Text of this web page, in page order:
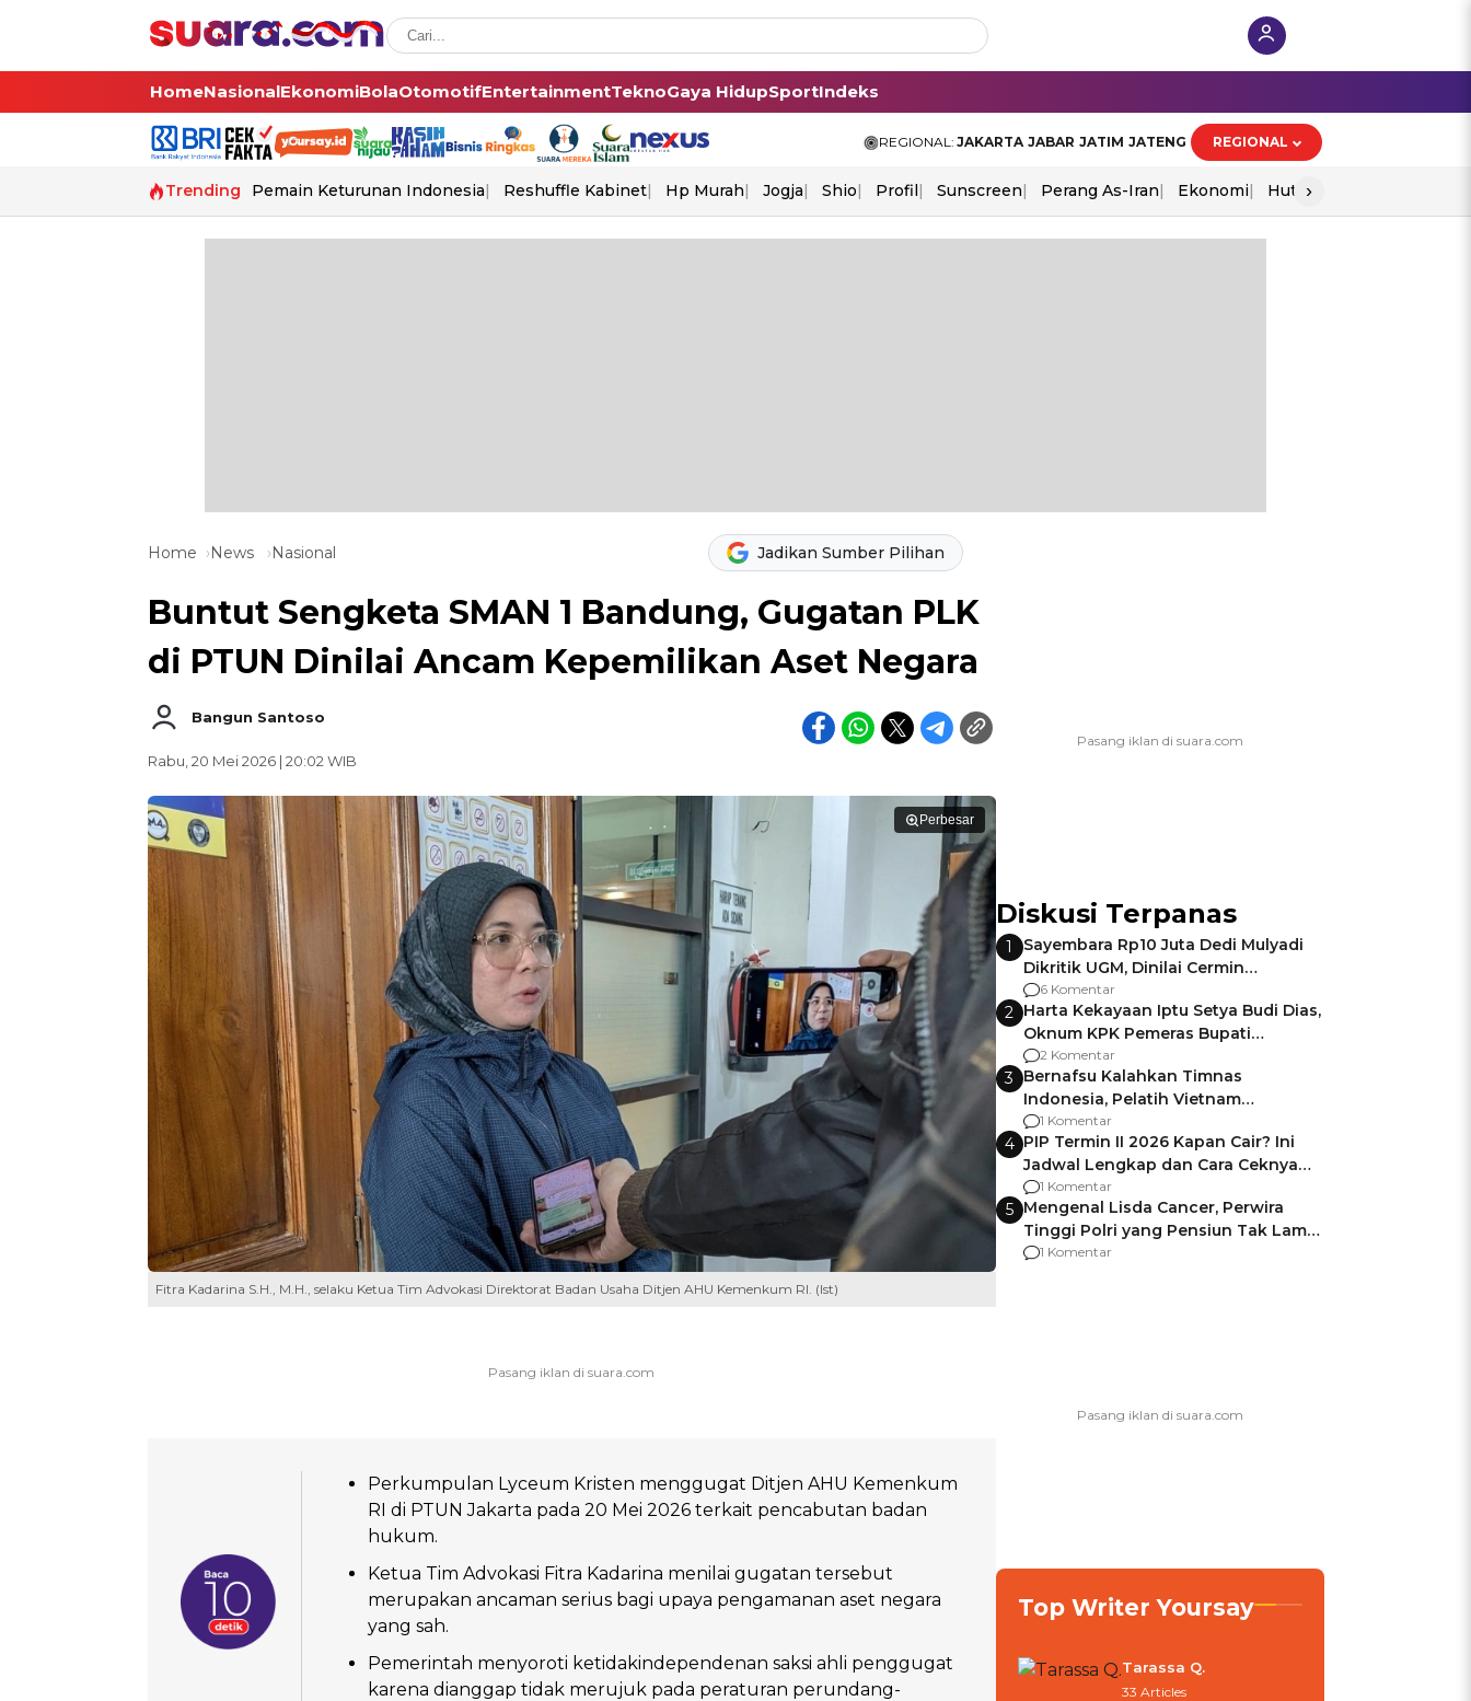
HomeNasionalEkonomiBolaOtomotifEntertainmentTeknoGaya HidupSportIndeks
REGIONAL: JAKARTA JABAR JATIM JATENG REGIONAL
Trending Pemain Keturunan Indonesia Reshuffle Kabinet Hp Murah Jogja Shio Profil Sunscreen Perang As-Iran Ekonomi Hut Ri
›
Home News Nasional Jadikan Sumber Pilihan
Buntut Sengketa SMAN 1 Bandung, Gugatan PLK
di PTUN Dinilai Ancam Kepemilikan Aset Negara
Bangun Santoso
Rabu, 20 Mei 2026 | 20:02 WIB
Perbesar
Fitra Kadarina S.H., M.H., selaku Ketua Tim Advokasi Direktorat Badan Usaha Ditjen AHU Kemenkum RI. (Ist)
Perkumpulan Lyceum Kristen menggugat Ditjen AHU Kemenkum
RI di PTUN Jakarta pada 20 Mei 2026 terkait pencabutan badan
hukum.
Ketua Tim Advokasi Fitra Kadarina menilai gugatan tersebut
merupakan ancaman serius bagi upaya pengamanan aset negara
yang sah.
Pemerintah menyoroti ketidakindependenan saksi ahli penggugat
karena dianggap tidak merujuk pada peraturan perundang-
Diskusi Terpanas
1
Sayembara Rp10 Juta Dedi Mulyadi
Dikritik UGM, Dinilai Cermin
Gagalnya Negara Jamin Keamanan
6 Komentar
2 Harta Kekayaan Iptu Setya Budi Dias,
Oknum KPK Pemeras Bupati
Pemalang
2 Komentar
3 Bernafsu Kalahkan Timnas
Indonesia, Pelatih Vietnam
Berencana Pakai Jimat di Pakansari
1 Komentar
4 PIP Termin II 2026 Kapan Cair? Ini
Jadwal Lengkap dan Cara Ceknya
agar Dana Tidak Hangus!
1 Komentar
5 Mengenal Lisda Cancer, Perwira
Tinggi Polri yang Pensiun Tak Lama
Usai Jadi Brigjen
1 Komentar
Top Writer Yoursay
Tarassa Q.
33 Articles